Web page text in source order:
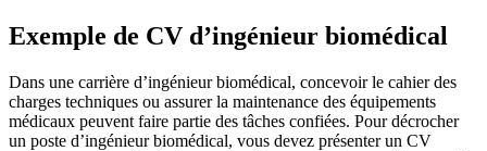
Exemple de CV d’ingénieur biomédical
Dans une carrière d’ingénieur biomédical, concevoir le cahier des
charges techniques ou assurer la maintenance des équipements
médicaux peuvent faire partie des tâches confiées. Pour décrocher
un poste d’ingénieur biomédical, vous devez présenter un CV